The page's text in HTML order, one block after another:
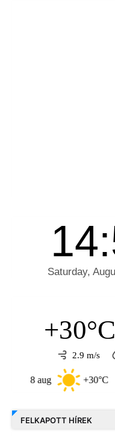
+30°C
2.9 m/s
+30°C
FELKAPOTT HÍREK